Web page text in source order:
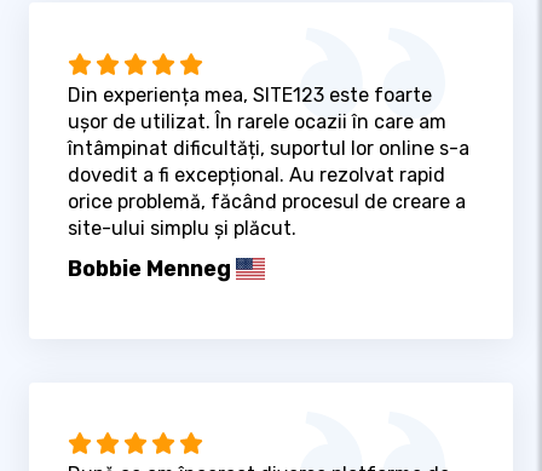
Din experiența mea, SITE123 este foarte
ușor de utilizat. În rarele ocazii în care am
întâmpinat dificultăți, suportul lor online s-a
dovedit a fi excepțional. Au rezolvat rapid
orice problemă, făcând procesul de creare a
site-ului simplu și plăcut.
Bobbie Menneg